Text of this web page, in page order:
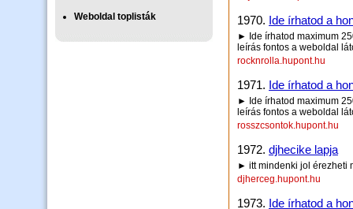
Weboldal toplisták 1970. Ide írhatod a
► Ide írhatod maximum
leírás fontos a weboldal
rocknrolla.hupont.hu
1971. Ide írhatod a
► Ide írhatod maximum
leírás fontos a weboldal
rosszcsontok.hupont.hu
1972. djhecike lapja
► itt mindenki jol érezheti
djherceg.hupont.hu
1973. Ide írhatod a